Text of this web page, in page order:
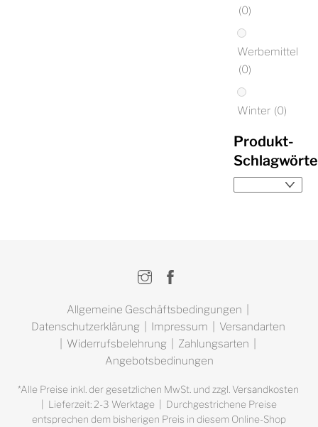
(0)
Werbemittel
(0)
Winter (0)
Produkt-
Instagram
Allgemeine Geschäftsbedingungen
Datenschutzerklärung| Impressum
Versandarten
Widerrufsbelehrung Zahlungsarten
Angebotsbedinungen
*Alle Preise inkl. der gesetzlichen MwSt. und zzgl. Versandkosten
| Lieferzeit: 2-3 Werktage | Durchgestrichene Preise
entsprechen dem bisherigen Preis in diesem Online-Shop